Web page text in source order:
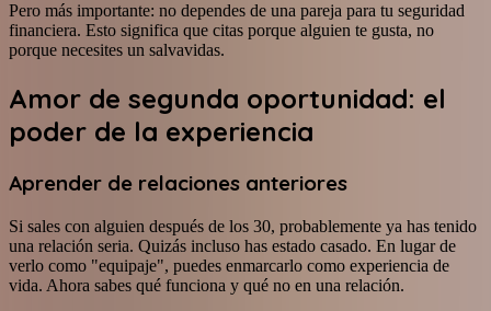
Pero más importante: no dependes de una pareja para tu seguridad
financiera. Esto significa que citas porque alguien te gusta, no
porque necesites un salvavidas.
Amor de segunda oportunidad: el
poder de la experiencia
Aprender de relaciones anteriores
Si sales con alguien después de los 30, probablemente ya has tenido
una relación seria. Quizás incluso has estado casado. En lugar de
verlo como "equipaje", puedes enmarcarlo como experiencia de
vida. Ahora sabes qué funciona y qué no en una relación.